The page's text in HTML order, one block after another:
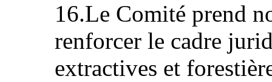
16.Le Comité prend
renforcer le cadre
extractives et